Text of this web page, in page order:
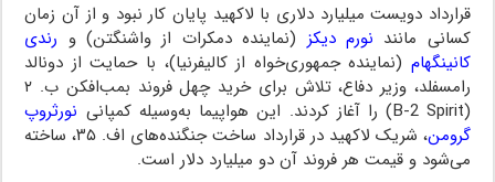
قرارداد دویست میلیارد دلاری با لاکهید پایان کار نبود و از آن زمان
کسانی مانند نورم دیکز (نماینده دمکرات از واشنگتن) و رندی
کانینگهام (نماینده جمهوری‌خواه از کالیفرنیا)، با حمایت از دونالد
رامسفلد، وزیر دفاع،‌ تلاش برای خرید چهل فروند بمب‌افکن ب. ۲
(
B-2 Spirit) را آغاز کردند. این هواپیما به‌وسیله کمپانی نورثروپ
گرومن
،‌ شریک لاکهید در قرارداد ساخت جنگنده‌های اف. ۳۵، ساخته
می‌شود و قیمت هر فروند آن دو میلیارد دلار است.